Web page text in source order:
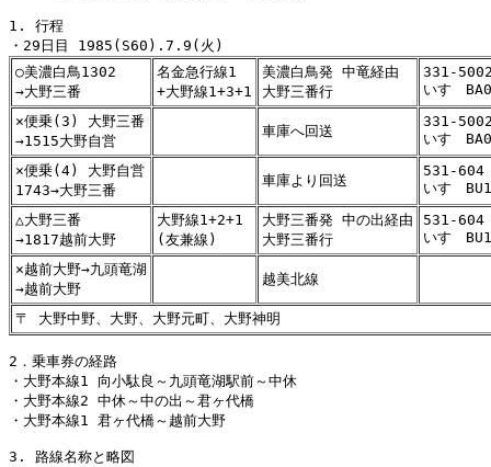
1. 行程
○美濃白鳥1302
→大野三番
名金急行線1
+大野線1+3+1
美濃白鳥発 中竜経由
大野三番行
331-
いすゞ
×便乗(3) 大野三番
→1515大野自営
車庫へ回送
331-
いすゞ
×便乗(4) 大野自営
1743→大野三番
車庫より回送
531-604
いすゞ
△大野三番
→1817越前大野
大野線1+2+1
(友兼線)
大野三番発 中の出経由
大野三番行
531-604
いすゞ
×越前大野→九頭竜湖
→越前大野
越美北線
〒 大野中野、大野、大野元町、大野神明
2．乗車券の経路
・大野本線1 向小駄良～九頭竜湖駅前～中休
・大野本線2 中休～中の出～君ヶ代橋
・大野本線1 君ヶ代橋～越前大野
3. 路線名称と略図